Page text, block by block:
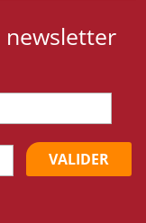
newsletter
VALIDER